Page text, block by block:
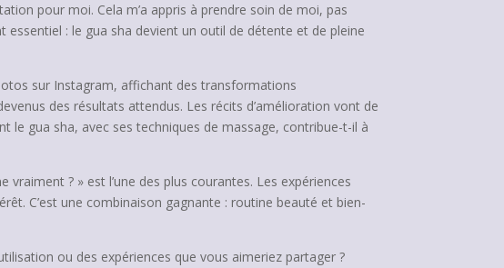
pour moi. Cela m’a appris à prendre soin de moi, pas
: le gua sha devient un outil de détente et de pleine
sur Instagram, affichant des transformations
des résultats attendus. Les récits d’amélioration vont de
le gua sha, avec ses techniques de massage, contribue-t-il à
? » est l’une des plus courantes. Les expériences
C’est une combinaison gagnante : routine beauté et bien-
ou des expériences que vous aimeriez partager ?